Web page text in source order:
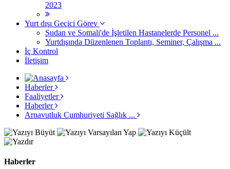
2023
Yurt dışı Geçici Görev
Sudan ve Somali'de İşletilen Hastanelerde Personel ...
Yurtdışında Düzenlenen Toplantı, Seminer, Çalışma ...
İç Kontrol
İletişim
Haberler
Faaliyetler
Haberler
Arnavutluk Cumhuriyeti Sağlık ...
Haberler